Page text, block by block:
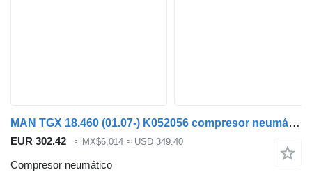
MAN TGX 18.460 (01.07-) K052056 compresor neumático para MAN TGL, TGM, TGS, TGX (2005-2021) cabeza tractora
EUR 302.42 ≈ MX$6,014 ≈ USD 349.40
Compresor neumático